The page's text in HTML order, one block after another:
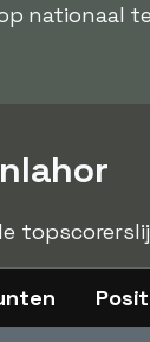
nationaal